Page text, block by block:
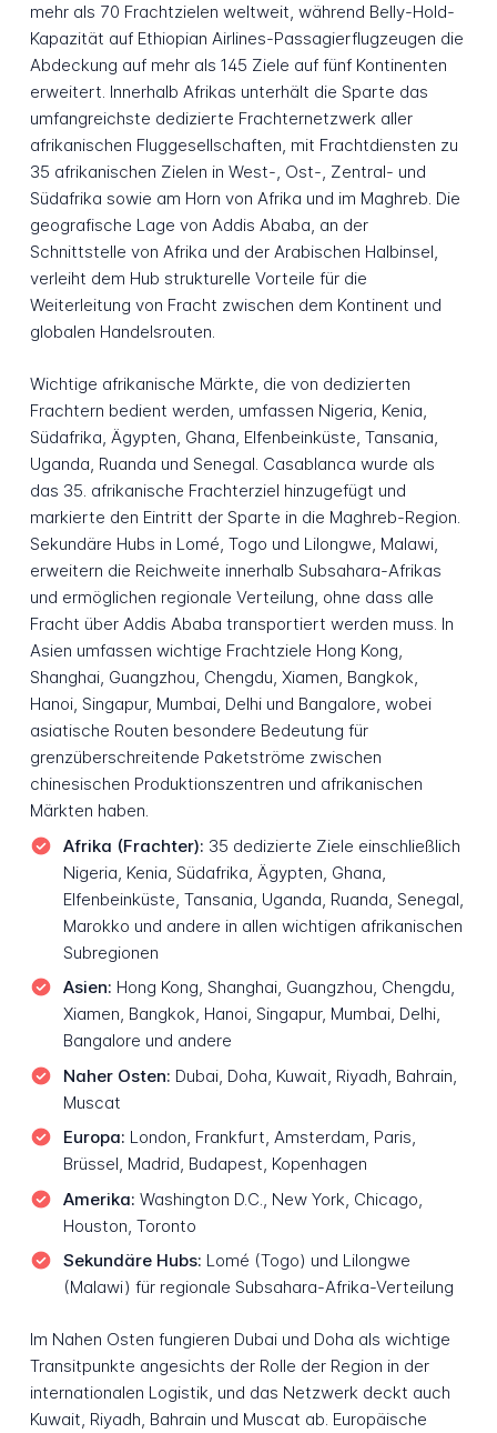
mehr als 70 Frachtzielen weltweit, während Belly-Hold-
Kapazität auf Ethiopian Airlines-Passagierflugzeugen die
Abdeckung auf mehr als 145 Ziele auf fünf Kontinenten
erweitert. Innerhalb Afrikas unterhält die Sparte das
umfangreichste dedizierte Frachternetzwerk aller
afrikanischen Fluggesellschaften, mit Frachtdiensten zu
35 afrikanischen Zielen in West-, Ost-, Zentral- und
Südafrika sowie am Horn von Afrika und im Maghreb. Die
geografische Lage von Addis Ababa, an der
Schnittstelle von Afrika und der Arabischen Halbinsel,
verleiht dem Hub strukturelle Vorteile für die
Weiterleitung von Fracht zwischen dem Kontinent und
globalen Handelsrouten.
Wichtige afrikanische Märkte, die von dedizierten
Frachtern bedient werden, umfassen Nigeria, Kenia,
Südafrika, Ägypten, Ghana, Elfenbeinküste, Tansania,
Uganda, Ruanda und Senegal. Casablanca wurde als
das 35. afrikanische Frachterziel hinzugefügt und
markierte den Eintritt der Sparte in die Maghreb-Region.
Sekundäre Hubs in Lomé, Togo und Lilongwe, Malawi,
erweitern die Reichweite innerhalb Subsahara-Afrikas
und ermöglichen regionale Verteilung, ohne dass alle
Fracht über Addis Ababa transportiert werden muss. In
Asien umfassen wichtige Frachtziele Hong Kong,
Shanghai, Guangzhou, Chengdu, Xiamen, Bangkok,
Hanoi, Singapur, Mumbai, Delhi und Bangalore, wobei
asiatische Routen besondere Bedeutung für
grenzüberschreitende Paketströme zwischen
chinesischen Produktionszentren und afrikanischen
Märkten haben.
Afrika (Frachter): 35 dedizierte Ziele einschließlich
Nigeria, Kenia, Südafrika, Ägypten, Ghana,
Elfenbeinküste, Tansania, Uganda, Ruanda, Senegal,
Marokko und andere in allen wichtigen afrikanischen
Subregionen
Asien: Hong Kong, Shanghai, Guangzhou, Chengdu,
Xiamen, Bangkok, Hanoi, Singapur, Mumbai, Delhi,
Bangalore und andere
Naher Osten: Dubai, Doha, Kuwait, Riyadh, Bahrain,
Muscat
Europa: London, Frankfurt, Amsterdam, Paris,
Brüssel, Madrid, Budapest, Kopenhagen
Amerika: Washington D.C., New York, Chicago,
Houston, Toronto
Sekundäre Hubs: Lomé (Togo) und Lilongwe
(Malawi) für regionale Subsahara-Afrika-Verteilung
Im Nahen Osten fungieren Dubai und Doha als wichtige
Transitpunkte angesichts der Rolle der Region in der
internationalen Logistik, und das Netzwerk deckt auch
Kuwait, Riyadh, Bahrain und Muscat ab. Europäische